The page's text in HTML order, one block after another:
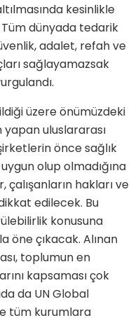
kesinlikle
Tüm dünyada tedarik
adalet, refah ve
sağlayamazsak
üzere önümüzdeki
uluslararası
önce sağlık
olup olmadığına
hakları ve
edilecek. Bu
konusuna
öne çıkacak. Alınan
toplumun en
kapsaması çok
da UN Global
tüm kurumlara